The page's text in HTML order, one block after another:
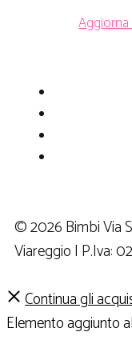
© 2026 Bimbi Via
Viareggio | P.Iva:
Continua gli
Elemento aggiunto